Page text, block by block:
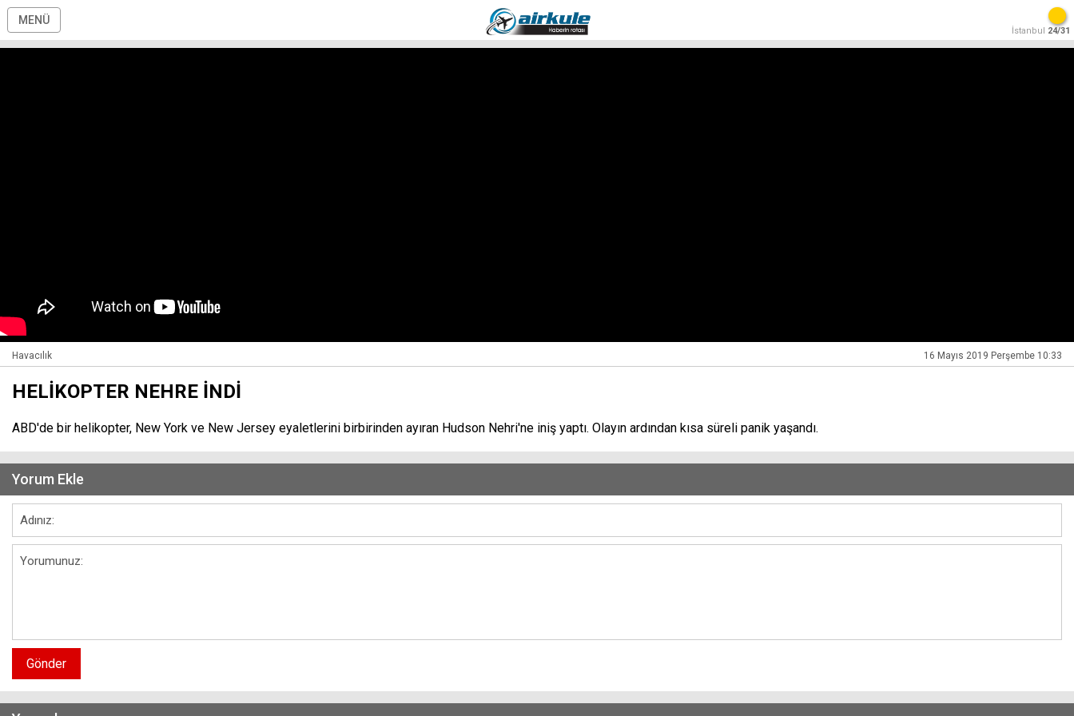
MENÜ
İstanbul 24/31
Havacılık 16 Mayıs 2019 Perşembe 10:33
HELİKOPTER NEHRE İNDİ
ABD'de bir helikopter, New York ve New Jersey eyaletlerini birbirinden ayıran Hudson Nehri'ne iniş yaptı. Olayın ardından kısa süreli panik yaşandı.
Yorum Ekle
Gönder